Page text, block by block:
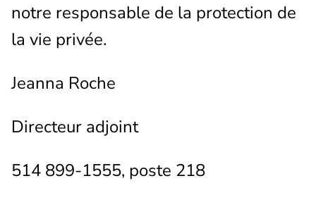
notre responsable de la protection de
la vie privée.
Jeanna Roche
Directeur adjoint
514 899-1555, poste 218